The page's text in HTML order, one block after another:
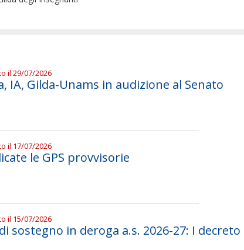
il 29/07/2026
IA, Gilda-Unams in audizione al Senato
il 17/07/2026
le GPS provvisorie
il 15/07/2026
sostegno in deroga a.s. 2026-27: I decreto